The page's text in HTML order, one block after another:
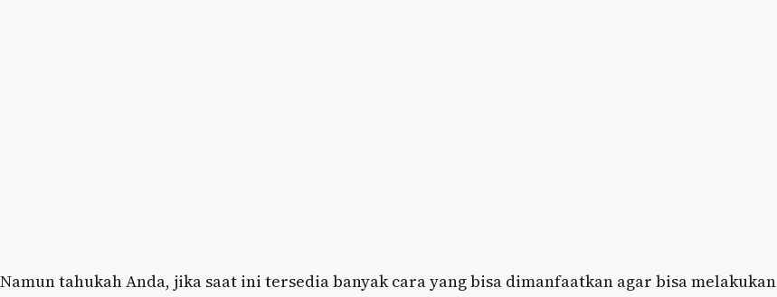
Namun tahukah Anda, jika saat ini tersedia banyak cara yang bisa dimanfaatkan agar bisa melakukan